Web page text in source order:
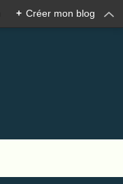
+ Créer mon blog